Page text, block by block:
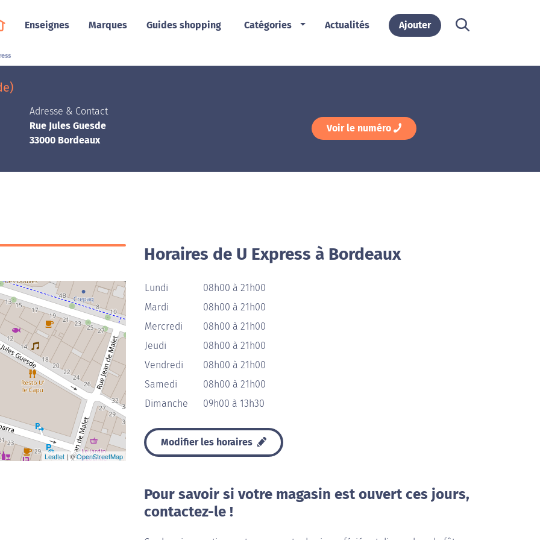
Enseignes Marques Guides shopping Catégories Actualités Ajouter
Adresse & Contact
Rue Jules Guesde
33000 Bordeaux
Voir le numéro
Leaflet | ©OpenStreetMap
Horaires de U Express à Bordeaux
Lundi
08h00 à 21h00
Mardi
08h00 à 21h00
Mercredi
08h00 à 21h00
Jeudi
08h00 à 21h00
Vendredi
08h00 à 21h00
Samedi
08h00 à 21h00
Dimanche
09h00 à 13h30
Modifier les horaires
Pour savoir si votre magasin est ouvert ces jours,
contactez-le !